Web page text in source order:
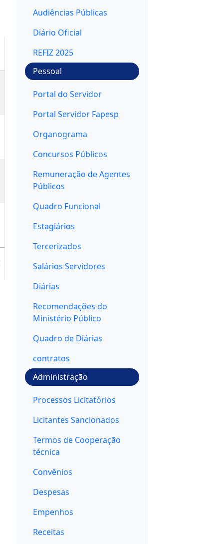
Audiências Públicas
Diário Oficial
REFIZ 2025
Pessoal
Portal do Servidor
Portal Servidor Fapesp
Organograma
Concursos Públicos
Remuneração de Agentes
Públicos
Quadro Funcional
Estagiários
Tercerizados
Salários Servidores
Diárias
Recomendações do
Ministério Público
Quadro de Diárias
contratos
Administração
Processos Licitatórios
Licitantes Sancionados
Termos de Cooperação
técnica
Convênios
Despesas
Empenhos
Receitas